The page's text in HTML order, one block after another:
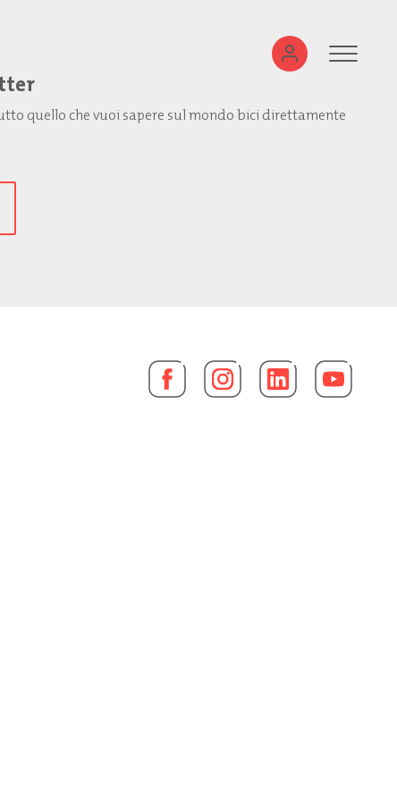
quello che vuoi sapere sul mondo bici direttamente